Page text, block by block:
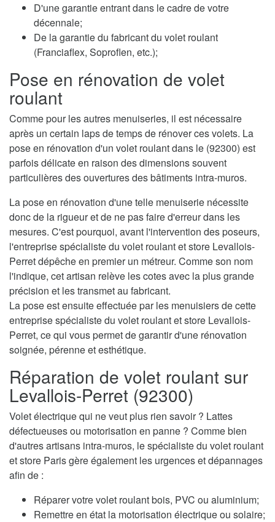
D'une garantie entrant dans le cadre de votre
décennale;
De la garantie du fabricant du volet roulant
(Franciaflex, Soproflen, etc.);
Pose en rénovation de volet
roulant
Comme pour les autres menuiseries, il est nécessaire
après un certain laps de temps de rénover ces volets. La
pose en rénovation d'un volet roulant dans le (92300) est
parfois délicate en raison des dimensions souvent
particulières des ouvertures des bâtiments intra-muros.
La pose en rénovation d'une telle menuiserie nécessite
donc de la rigueur et de ne pas faire d'erreur dans les
mesures. C'est pourquoi, avant l'intervention des poseurs,
l'entreprise spécialiste du volet roulant et store Levallois-
Perret dépêche en premier un métreur. Comme son nom
l'indique, cet artisan relève les cotes avec la plus grande
précision et les transmet au fabricant.
La pose est ensuite effectuée par les menuisiers de cette
entreprise spécialiste du volet roulant et store Levallois-
Perret, ce qui vous permet de garantir d'une rénovation
soignée, pérenne et esthétique.
Réparation de volet roulant sur
Levallois-Perret (92300)
Volet électrique qui ne veut plus rien savoir ? Lattes
défectueuses ou motorisation en panne ? Comme bien
d'autres artisans intra-muros, le spécialiste du volet roulant
et store Paris gère également les urgences et dépannages
afin de :
Réparer votre volet roulant bois, PVC ou aluminium;
Remettre en état la motorisation électrique ou solaire;